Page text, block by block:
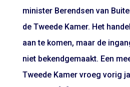
minister Berendsen van
de Tweede Kamer. Het
aan te komen, maar de
niet bekendgemaakt. Een
Tweede Kamer vroeg vorig